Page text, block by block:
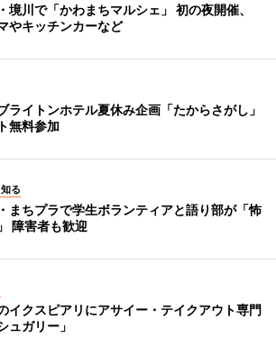
境川で「かわまちマルシェ」 初の夜開催、
やキッチンカーなど
ライトンホテル夏休み企画「たからさがし」
無料参加
る
まちプラで学生ボランティアと語り部が「怖
障害者も歓迎
イクスピアリにアサイー・テイクアウト専門
ュガリー」